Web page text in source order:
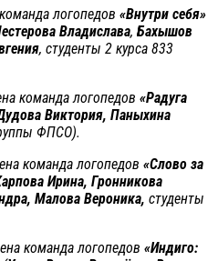
логопедов «Внутри себя»
Владислава, Бахышов
, студенты 2 курса 833
команда логопедов «Радуга
Виктория, Паныхина
ФПСО).
команда логопедов «Слово за
Ирина, Гронникова
Малова Вероника, студенты
команда логопедов «Индиго: